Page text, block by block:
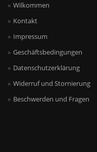
Wilkommen
Kontakt
Impressum
Geschäftsbedingungen
Datenschutzerklärung
Widerruf und Stornierung
Beschwerden und Fragen